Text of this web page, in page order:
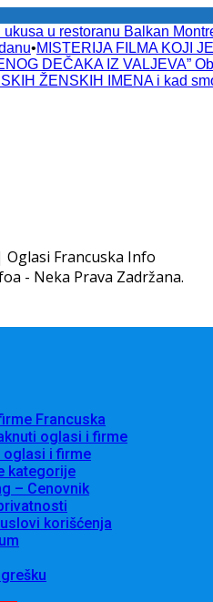
u restoranu Balkan
•MISTERIJA FILMA KOJI
DEČAKA IZ VALJEVA”
ŽENSKIH IMENA i kad
Francuska Info
- Neka Prava Zadržana.
Francuska
oglasi i firme
oglasi i firme
kategorije
– Cenovnik
korišćenja